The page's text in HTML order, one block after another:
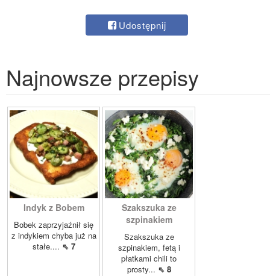
Udostępnij
Najnowsze przepisy
Indyk z Bobem
Bobek zaprzyjaźnił się
z indykiem chyba już na
stałe.... ⇖ 7
Szakszuka ze
szpinakiem
Szakszuka ze
szpinakiem, fetą i
płatkami chili to
prosty... ⇖ 8